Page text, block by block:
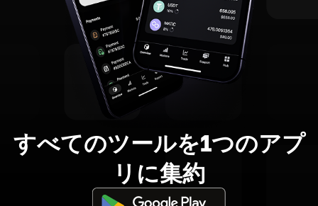
すべてのツールを1つのアプ
リに集約